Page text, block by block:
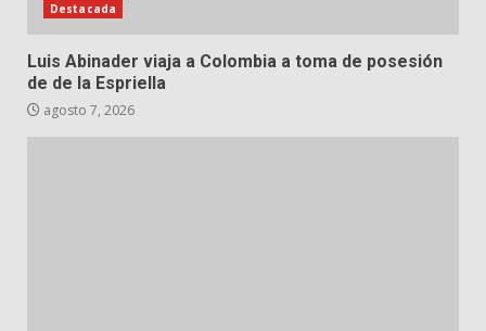
Destacada
Luis Abinader viaja a Colombia a toma de posesión
de de la Espriella
agosto 7, 2026